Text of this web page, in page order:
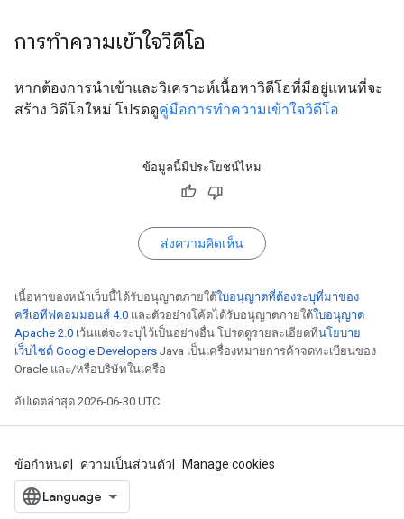
การทำความเข้าใจวิดีโอ
หากต้องการนำเข้าและวิเคราะห์เนื้อหาวิดีโอที่มีอยู่แทนที่จะ
สร้าง วิดีโอใหม่ โปรดดูคู่มือการทำความเข้าใจวิดีโอ
ข้อมูลนี้มีประโยชน์ไหม
ส่งความคิดเห็น
เนื้อหาของหน้าเว็บนี้ได้รับอนุญาตภายใต้ใบอนุญาตที่ต้องระบุที่มาของ
ครีเอทีฟคอมมอนส์ 4.0 และตัวอย่างโค้ดได้รับอนุญาตภายใต้ใบอนุญาต
Apache 2.0 เว้นแต่จะระบุไว้เป็นอย่างอื่น โปรดดูรายละเอียดที่นโยบาย
เว็บไซต์ Google Developers Java เป็นเครื่องหมายการค้าจดทะเบียนของ
Oracle และ/หรือบริษัทในเครือ
อัปเดตล่าสุด 2026-06-30 UTC
ข้อกำหนด ความเป็นส่วนตัว Manage cookies